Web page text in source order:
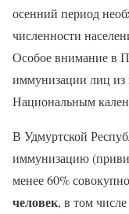
осенний период
численности
Особое внимание в
иммунизации лиц из
Национальным
В Удмуртской
иммунизацию
менее 60%
человек, в том